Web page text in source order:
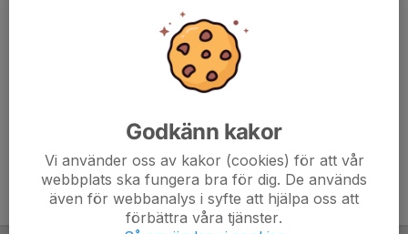
Godkänn kakor
Vi använder oss av kakor (cookies) för att vår
webbplats ska fungera bra för dig. De används
även för webbanalys i syfte att hjälpa oss att
förbättra våra tjänster.